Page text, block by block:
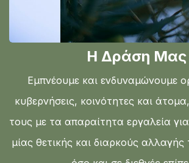
Η Δράση Μας
Εμπνέουμε και ενδυναμώνουμε
κυβερνήσεις, κοινότητες και
τους με τα απαραίτητα εργαλεία
μίας θετικής και διαρκούς αλλαγής